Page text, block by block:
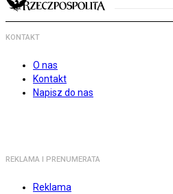
KONTAKT
O nas
Kontakt
Napisz do nas
REKLAMA I PRENUMERATA
Reklama